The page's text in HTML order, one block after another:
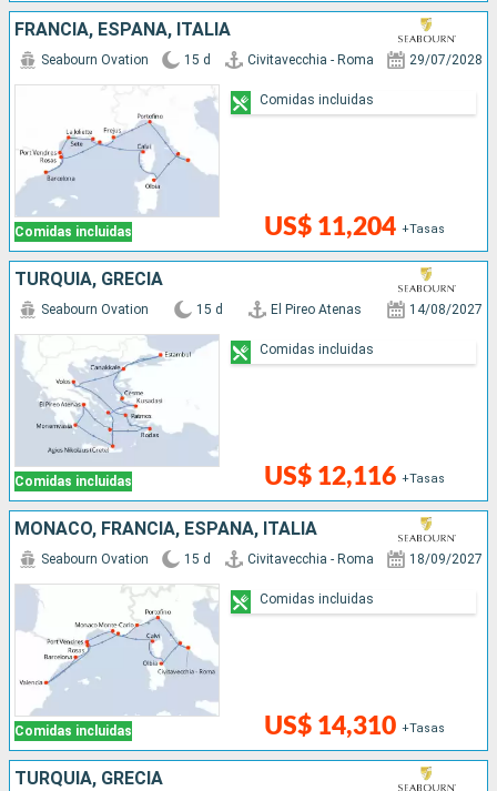
FRANCIA, ESPAÑA, ITALIA
Comidas incluidas
Seabourn Ovation 15 d Civitavecchia - Roma 29/07/2028
US$ 11,204 +Tasas
Comidas incluidas
TURQUÍA, GRECIA
Comidas incluidas
Seabourn Ovation 15 d El Pireo Atenas 14/08/2027
US$ 12,116 +Tasas
Comidas incluidas
MONACO, FRANCIA, ESPAÑA, ITALIA
Comidas incluidas
Seabourn Ovation 15 d Civitavecchia - Roma 18/09/2027
US$ 14,310 +Tasas
Comidas incluidas
TURQUÍA, GRECIA